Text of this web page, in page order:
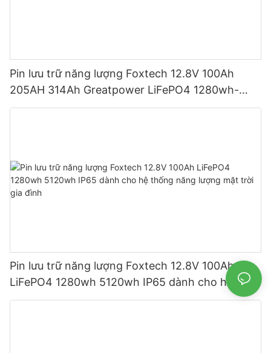
Pin lưu trữ năng lượng Foxtech 12.8V 100Ah
205AH 314Ah Greatpower LiFePO4 1280wh-
5120wh IP65
Pin lưu trữ năng lượng Foxtech 12.8V 100Ah
LiFePO4 1280wh 5120wh IP65 dành cho hệ
thống năng lượng mặt trời gia đình